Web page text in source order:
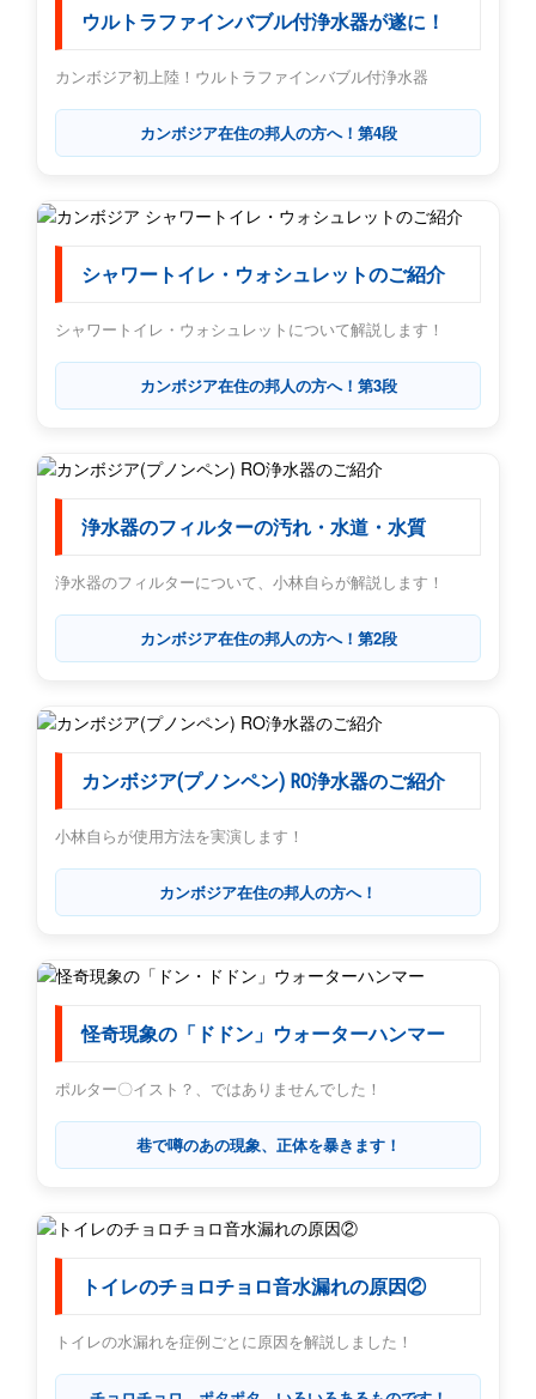
ウルトラファインバブル付浄水器が遂に！
カンボジア初上陸！ウルトラファインバブル付浄水器
カンボジア在住の邦人の方へ！第4段
シャワートイレ・ウォシュレットのご紹介
シャワートイレ・ウォシュレットについて解説します！
カンボジア在住の邦人の方へ！第3段
浄水器のフィルターの汚れ・水道・水質
浄水器のフィルターについて、小林自らが解説します！
カンボジア在住の邦人の方へ！第2段
カンボジア(プノンペン) RO浄水器のご紹介
小林自らが使用方法を実演します！
カンボジア在住の邦人の方へ！
怪奇現象の「ドドン」ウォーターハンマー
ポルター〇イスト？、ではありませんでした！
巷で噂のあの現象、正体を暴きます！
トイレのチョロチョロ音水漏れの原因②
トイレの水漏れを症例ごとに原因を解説しました！